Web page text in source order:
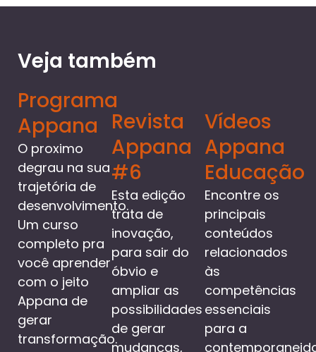
Veja também
Programa
Appana
O proximo
degrau na sua
trajetória de
desenvolvimento.
Um curso
completo pra
você aprender
com o jeito
Appana de
gerar
transformação.
Revista
Appana
#6
Esta edição
trata de
inovação,
para sair do
óbvio e
ampliar as
possibilidades
de gerar
mudanças,
Vídeos
Appana
Educação
Encontre os
principais
conteúdos
relacionados
às
competências
essenciais
para a